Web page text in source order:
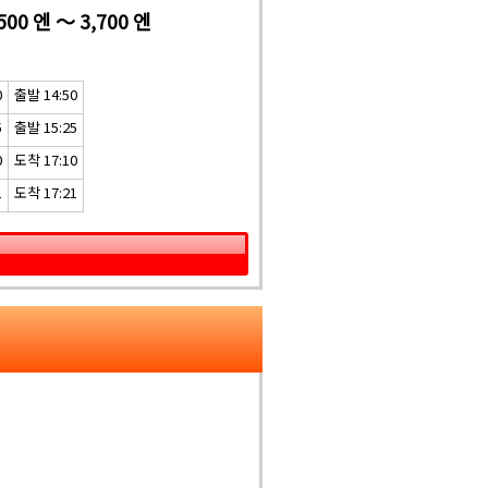
엔 ～ 3,700 엔
출발 14:50
출발 15:25
도착 17:10
도착 17:21